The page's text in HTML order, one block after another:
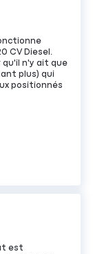
CV Diesel.
qu'il n'y ait que
plus) qui
positionnés
est